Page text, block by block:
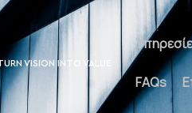
POTENTIAL
Υπηρεσίες
Επικοινωνία